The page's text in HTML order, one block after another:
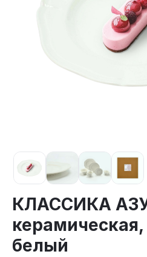
КЛАССИКА
белый